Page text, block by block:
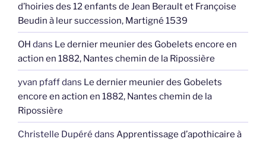
d’hoiries des 12 enfants de Jean Berault et Françoise
Beudin à leur succession, Martigné 1539
OH dans Le dernier meunier des Gobelets encore en
action en 1882, Nantes chemin de la Ripossière
yvan pfaffdans Le dernier meunier des Gobelets
encore en action en 1882, Nantes chemin de la
Ripossière
Christelle Dupéré dans Apprentissage d’apothicaire à